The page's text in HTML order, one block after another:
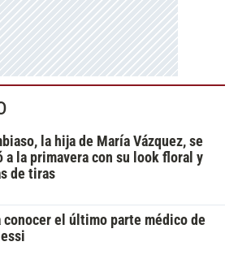
la hija de María Vázquez, se
a la primavera con su look floral y
de tiras
conocer el último parte médico de